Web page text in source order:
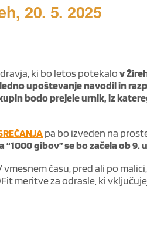
20. 5. 2025
ki bo letos potekalov
upoštevanje navodil in
bodo prejele urnik, iz
pa bo izveden na
“1000 gibov” se bo začela ob 9.
času, pred ali po
meritve za odrasle, ki